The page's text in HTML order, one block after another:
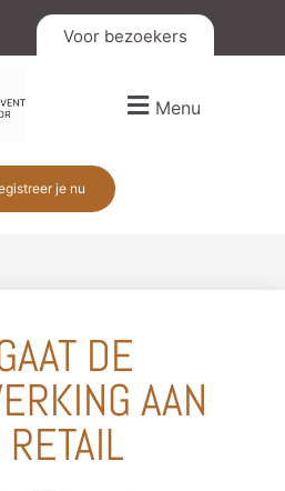
Voor bezoekers
Menu
je nu
DE
AAN